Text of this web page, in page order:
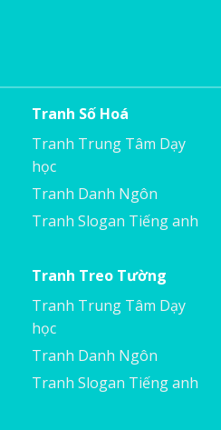
Tranh Số Hoá
Tranh Trung Tâm Dạy
học
Tranh Danh Ngôn
Tranh Slogan Tiếng anh
Tranh Treo Tường
Tranh Trung Tâm Dạy
học
Tranh Danh Ngôn
Tranh Slogan Tiếng anh